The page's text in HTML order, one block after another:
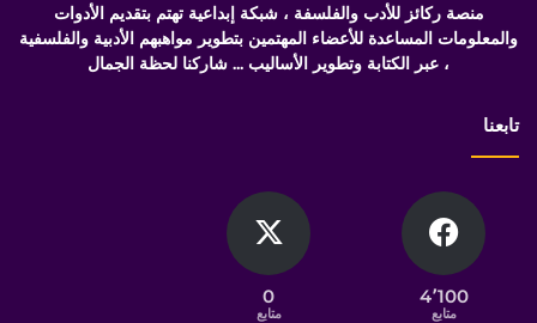
منصة ركائز للأدب والفلسفة ، شبكة إبداعية تهتم بتقديم الأدوات
والمعلومات المساعدة للأعضاء المهتمين بتطوير مواهبهم الأدبية والفلسفية
، عبر الكتابة وتطوير الأساليب ... شاركنا لحظة الجمال
تابعنا
4٬100
متابع
0
متابع